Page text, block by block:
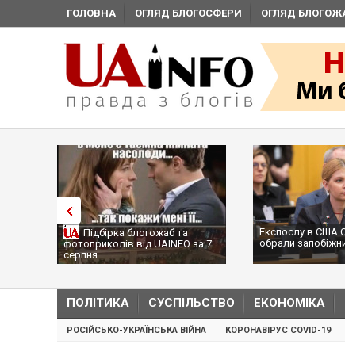
ГОЛОВНА ОГЛЯД БЛОГОСФЕРИ ОГЛЯД
Підбірка блогожаб та
фотоприколів від UAINFO за 7
серпня
Експослу в США
обрали
ПОЛІТИКА СУСПІЛЬСТВО ЕКОНОМІКА
РОСІЙСЬКО-УКРАЇНСЬКА ВІЙНА КОРОНАВІРУС COVID-19